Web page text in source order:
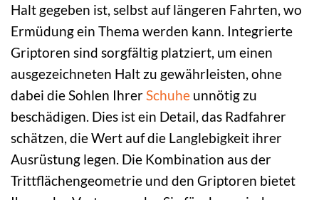
Halt gegeben ist, selbst auf längeren Fahrten, wo
Ermüdung ein Thema werden kann. Integrierte
Griptoren sind sorgfältig platziert, um einen
ausgezeichneten Halt zu gewährleisten, ohne
dabei die Sohlen IhrerSchuhe unnötig zu
beschädigen. Dies ist ein Detail, das Radfahrer
schätzen, die Wert auf die Langlebigkeit ihrer
Ausrüstung legen. Die Kombination aus der
Trittflächengeometrie und den Griptoren bietet